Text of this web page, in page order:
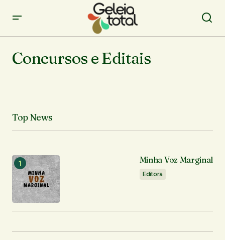
Concursos e Editais
Top News
Minha Voz Marginal
Editora